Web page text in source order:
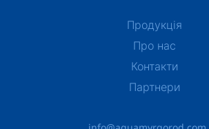
Продукція
Про нас
Контакти
Партнери